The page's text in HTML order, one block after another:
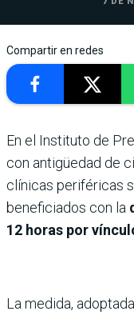
Compartir en redes
En el Instituto de
con antigüedad de
clínicas periféricas
beneficiados con la
12 horas por
La medida,